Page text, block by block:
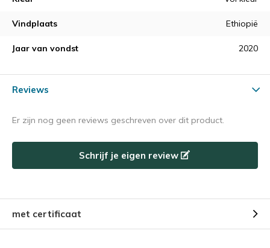
Vindplaats Ethiopië
Jaar van vondst 2020
Reviews
Er zijn nog geen reviews geschreven over dit product.
Schrijf je eigen review
met certificaat